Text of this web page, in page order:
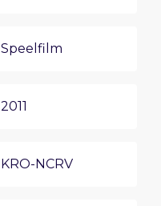
Speelfilm
2011
KRO-NCRV